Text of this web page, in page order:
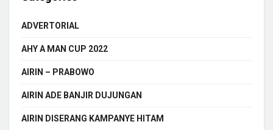
ADVERTORIAL
AHY A MAN CUP 2022
AIRIN – PRABOWO
AIRIN ADE BANJIR DUJUNGAN
AIRIN DISERANG KAMPANYE HITAM